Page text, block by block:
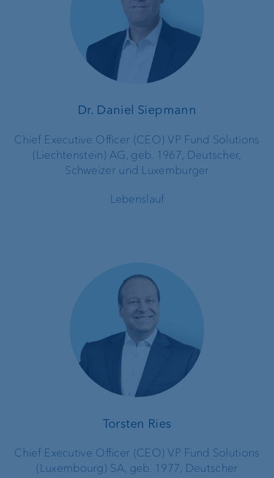
Dr. Daniel Siepmann
Chief Executive Officer (CEO) VP Fund Solutions
(Liechtenstein) AG, geb. 1967, Deutscher,
Schweizer und Luxemburger
Lebenslauf
Torsten Ries
Chief Executive Officer (CEO) VP Fund Solutions
(Luxembourg) SA, geb. 1977, Deutscher